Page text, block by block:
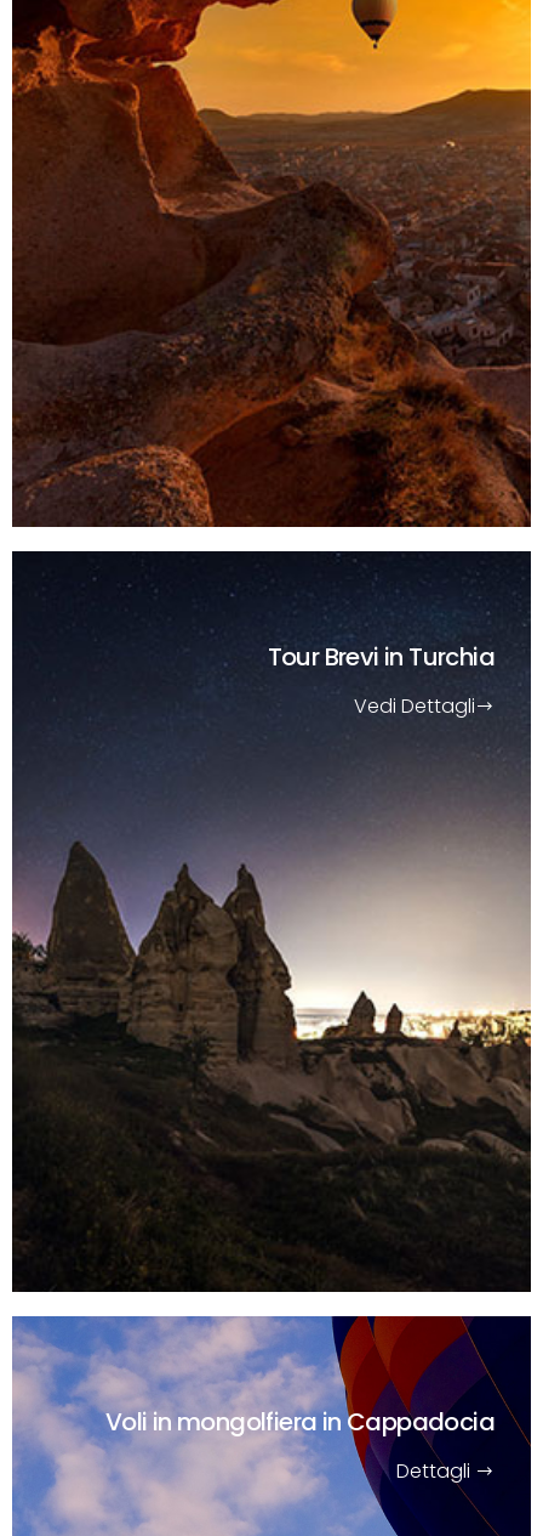
Tour Brevi in Turchia
Vedi Dettagli
Voli in mongolfiera in Cappadocia
Dettagli